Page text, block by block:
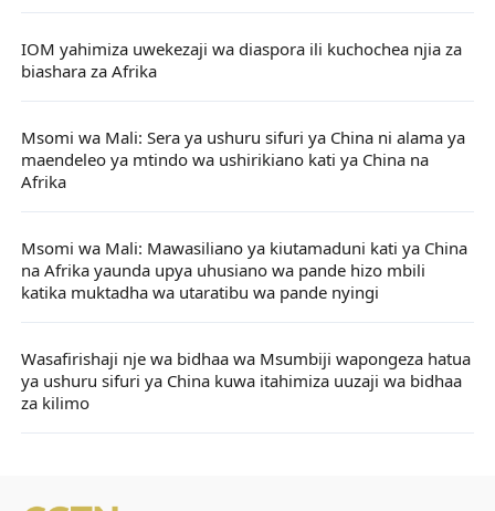
IOM yahimiza uwekezaji wa diaspora ili kuchochea njia za
biashara za Afrika
Msomi wa Mali: Sera ya ushuru sifuri ya China ni alama ya
maendeleo ya mtindo wa ushirikiano kati ya China na
Afrika
Msomi wa Mali: Mawasiliano ya kiutamaduni kati ya China
na Afrika yaunda upya uhusiano wa pande hizo mbili
katika muktadha wa utaratibu wa pande nyingi
Wasafirishaji nje wa bidhaa wa Msumbiji wapongeza hatua
ya ushuru sifuri ya China kuwa itahimiza uuzaji wa bidhaa
za kilimo